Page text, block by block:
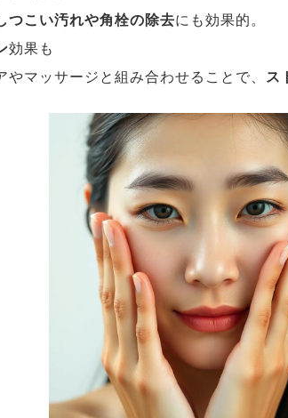
つこい汚れや角栓の除去にも効果的。
効果も
やマッサージと組み合わせることで、
ス